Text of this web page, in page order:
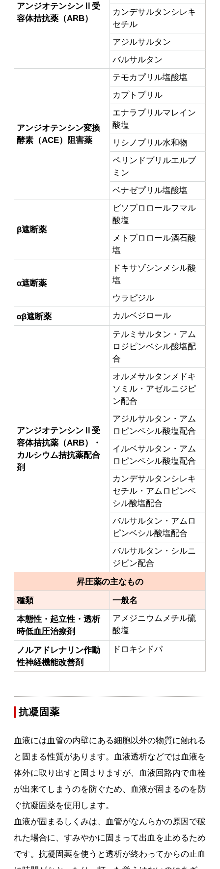
アンジオテンシンⅡ受
容体拮抗薬（ARB）
カンデサルタンシレキ
セチル
アジルサルタン
バルサルタン
アンジオテンシン変換
酵素（ACE）阻害薬
テモカプリル塩酸塩
カプトプリル
エナラプリルマレイン
酸塩
リシノプリル水和物
ペリンドプリルエルブ
ミン
ベナゼプリル塩酸塩
β遮断薬
ビソプロロールフマル
酸塩
メトプロロール酒石酸
塩
α遮断薬
ドキサゾシンメシル酸
塩
ウラピジル
αβ遮断薬
カルベジロール
アンジオテンシンⅡ受
容体拮抗薬（ARB）・
カルシウム拮抗薬配合
剤
テルミサルタン・アム
ロジピンベシル酸塩配
合
オルメサルタンメドキ
ソミル・アゼルニジピ
ン配合
アジルサルタン・アム
ロピンベシル酸塩配合
イルベサルタン・アム
ロピンベシル酸塩配合
カンデサルタンシレキ
セチル・アムロピンベ
シル酸塩配合
バルサルタン・アムロ
ピンベシル酸塩配合
バルサルタン・シルニ
ジピン配合
昇圧薬の主なもの
種類
一般名
本態性・起立性・透析
時低血圧治療剤
アメジニウムメチル硫
酸塩
ノルアドレナリン作動
性神経機能改善剤
ドロキシドパ
抗凝固薬
血液には血管の内壁にある細胞以外の物質に触れる
と固まる性質があります。血液透析などでは血液を
体外に取り出すと固まりますが、血液回路内で血栓
が出来てしまうのを防ぐため、血液が固まるのを防
ぐ抗凝固薬を使用します。
血液が固まるしくみは、血管がなんらかの原因で破
れた場合に、すみやかに固まって出血を止めるため
です。抗凝固薬を使うと透析が終わってからの止血